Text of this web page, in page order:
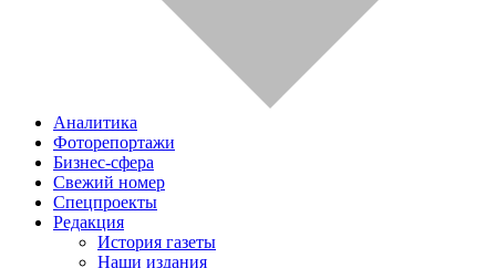
Аналитика
Фоторепортажи
Бизнес-сфера
Свежий номер
Спецпроекты
Редакция
История газеты
Наши издания